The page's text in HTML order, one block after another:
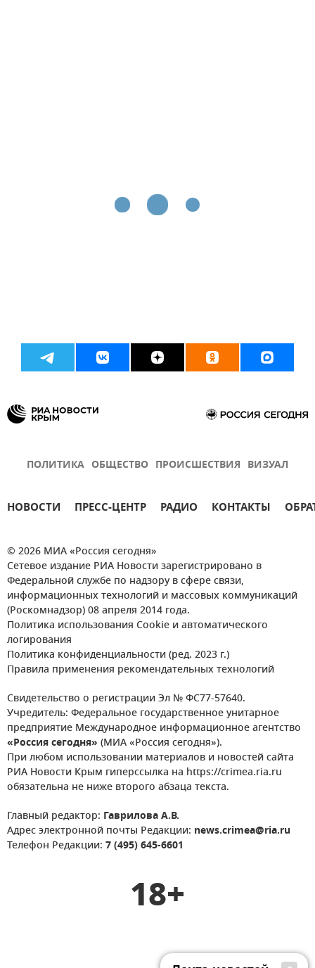
ПОЛИТИКА ОБЩЕСТВО ПРОИСШЕСТВИЯ ВИЗУАЛ
НОВОСТИ ПРЕСС-ЦЕНТР РАДИО КОНТАКТЫ
© 2026 МИА «Россия сегодня»
Сетевое издание РИА Новости зарегистрировано в
Федеральной службе по надзору в сфере связи,
информационных технологий и массовых коммуникаций
(Роскомнадзор) 08 апреля 2014 года.
Политика использования Cookie и автоматического
логирования
Политика конфиденциальности (ред. 2023 г.)
Правила применения рекомендательных технологий
Свидетельство о регистрации Эл № ФС77-57640.
Учредитель: Федеральное государственное унитарное
предприятие Международное информационное агентство
«Россия сегодня» (МИА «Россия сегодня»).
При любом использовании материалов и новостей сайта
РИА Новости Крым гиперссылка на https://crimea.ria.ru
обязательна не ниже второго абзаца текста.
Главный редактор: Гаврилова А.В.
Адрес электронной почты Редакции: news.crimea@ria.ru
Телефон Редакции: 7 (495) 645-6601
18+